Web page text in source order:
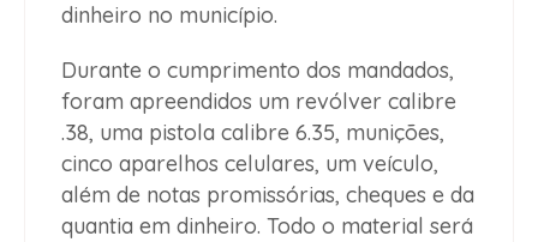
dinheiro no município.
Durante o cumprimento dos mandados,
foram apreendidos um revólver calibre
.38, uma pistola calibre 6.35, munições,
cinco aparelhos celulares, um veículo,
além de notas promissórias, cheques e da
quantia em dinheiro. Todo o material será